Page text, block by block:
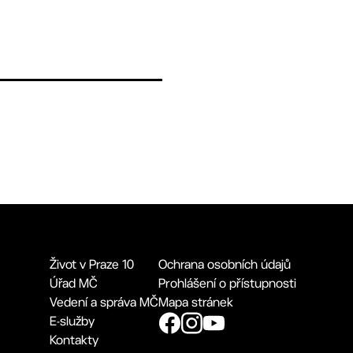
Život v Praze 10
Úřad MČ
Vedení a správa MČ
E-služby
Kontakty
Ochrana osobních údajů
Prohlášení o přístupnosti
Mapa stránek